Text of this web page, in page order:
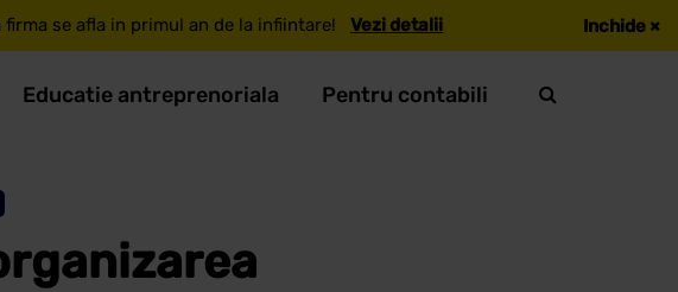
se afla in primul an de la infiintare! Vezi detalii Inchide ×
Educatie antreprenoriala Pentru contabili